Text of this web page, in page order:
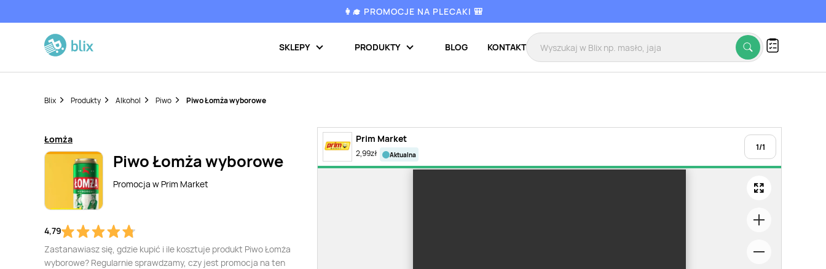
👩‍🎓 PROMOCJE NA PLECAKI 🎒
SKLEPY PRODUKTY BLOG KONTAKT
Blix Produkty Alkohol Piwo Piwo Łomża wyborowe
Łomża
Piwo Łomża wyborowe
Promocja w Prim Market
4,79
Zastanawiasz się, gdzie kupić i ile kosztuje produkt Piwo Łomża
wyborowe? Regularnie sprawdzamy, czy jest promocja na ten
Prim Market
2,99zł aktualna
1/1